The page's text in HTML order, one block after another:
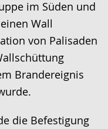
im Süden und
Wall
von Palisaden
Brandereignis
wurde.
die Befestigung